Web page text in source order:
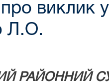
виклик у
Л.О.
РАЙОННИЙ